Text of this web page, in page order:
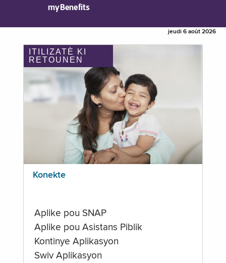
myBenefits
jeudi 6 août 2026
ITILIZATÈ KI
RETOUNEN
Konekte
Aplike pou SNAP
Aplike pou Asistans Piblik
Kontinye Aplikasyon
Swiv Aplikasyon